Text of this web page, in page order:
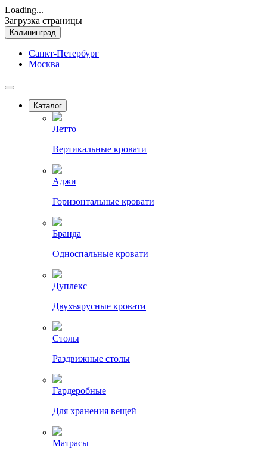
Loading...
Загрузка страницы
Калининград
Санкт-Петербург
Москва
Каталог
Летто
Вертикальные кровати
Аджи
Горизонтальные кровати
Бранда
Односпальные кровати
Дуплекс
Двухъярусные кровати
Столы
Раздвижные столы
Гардеробные
Для хранения вещей
Матрасы